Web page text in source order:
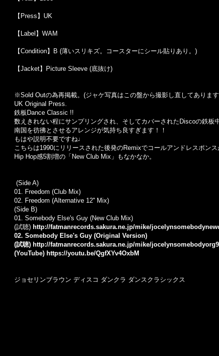
【Press】UK
【Label】WAM
【Condition】B (薄いスリキズ。コースターにシール貼りあり。)
【Jacket】Picture Sleeve (底抜け)
※Sold Outの為再掲載。 (ジャケ写真はこの盤から撮影し直してありま
UK Original Press.
鉄板Dance Classic !!
数えきれない程にサンプリングされ、そしてカバーされたDiscoの鉄板
南国を彷彿とさせるアレンジが気持ち良すぎます！！
もはや説明不要ですね♩
こちらは1990にリリースされた後発のRemixでコールアンドレスポン
Hip Hop感5割増の「New Club Mix」もなかなか。
(Side A)
01. Freedom (Club Mix)
02. Freedom (Alternative 12'' Mix)
(Side B)
01. Somebody Else's Guy (New Club Mix)
(試聴) http://fatmanrecords.sakura.ne.jp/mike/
02. Somebody Else's Guy (Original Version)
(試聴) http://fatmanrecords.sakura.ne.jp/mike/
(YouTube) https://youtu.be/QgfXYv4OxbM
ジョセリンブラウン ディスコ ダンクラ ダンスクラシックス